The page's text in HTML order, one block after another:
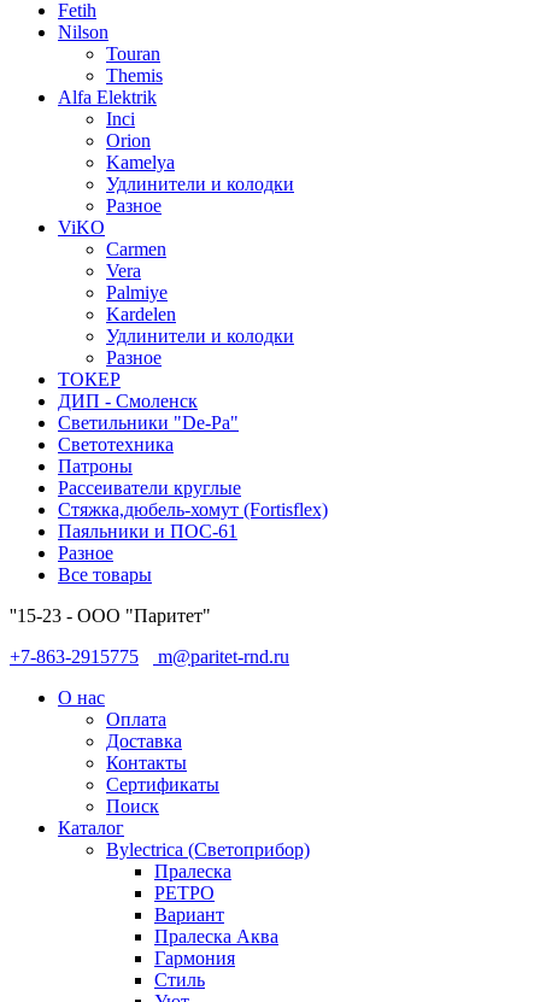
Fetih
Nilson
Touran
Themis
Alfa Elektrik
Inci
Orion
Kamelya
Удлинители и колодки
Разное
ViKO
Carmen
Vera
Palmiye
Kardelen
Удлинители и колодки
Разное
ТОКЕР
ДИП - Смоленск
Светильники "De-Pa"
Светотехника
Патроны
Рассеиватели круглые
Стяжка,дюбель-хомут (Fortisflex)
Паяльники и ПОС-61
Разное
Все товары
''15-23 - ООО "Паритет"
+7-863-2915775
m@paritet-rnd.ru
О нас
Оплата
Доставка
Контакты
Сертификаты
Поиск
Каталог
Bylectrica (Светоприбор)
Пралеска
РЕТРО
Вариант
Пралеска Аква
Гармония
Стиль